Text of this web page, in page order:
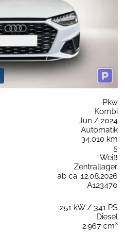
Pkw
Kombi
Jun / 2024
Automatik
34.010 km
5
Weiß
Zentrallager
ab ca. 12.08.2026
A123470
251 kW / 341 PS
Diesel
2.967 cm³